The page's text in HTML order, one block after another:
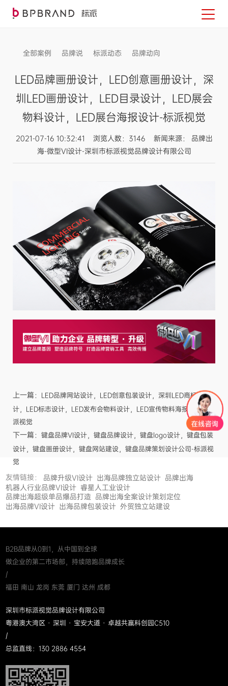
全部案例 品牌说 标派动态 品牌动向
LED品牌画册设计，LED创意画册设计，深
圳LED画册设计，LED目录设计，LED展会
物料设计，LED展台海报设计-标派视觉
2021-07-16 10:32:41 浏览人数：3146 新闻来源： 品牌出
海-微型VI设计-深圳市标派视觉品牌设计有限公司
上一篇： LED品牌网站设计，LED创意包装设计，深圳LED商标设
计，LED标志设计，LED发布会物料设计，LED宣传物料海报设计-标
派视觉
下一篇： 键盘品牌VI设计，键盘品牌设计，键盘logo设计，键盘包装
设计，键盘画册设计，键盘网站建设，键盘品牌策划设计公司-标派视
觉
友情链接： 品牌升级VI设计 出海品牌独立站设计 品牌出海
机器人行业品牌VI设计 睿星人工业设计
品牌出海超级单品爆品打造 品牌出海全案设计策划定位
出海品牌VI设计 出海品牌包装设计 外贸独立站建设
B2B品牌从0到1，从中国到全球
做企业的第二市场部，持续陪跑品牌成长
/
福田 南山 龙岗 东莞 厦门 达州 成都
深圳市标派视觉品牌设计有限公司
粤港澳大湾区 · 深圳 · 宝安大道 · 卓越共赢科创园C510
/
总监直线：130 2886 4554